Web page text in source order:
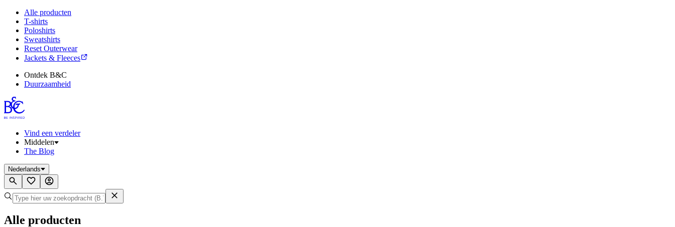
Alle producten
T-shirts
Poloshirts
Sweatshirts
Reset Outerwear
Jackets & Fleeces
Ontdek B&C
Duurzaamheid
Vind een verdeler
Middelen
The Blog
Nederlands
Alle producten